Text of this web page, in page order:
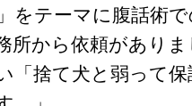
をテーマに腹話術
所から依頼があり
「捨て犬と弱って